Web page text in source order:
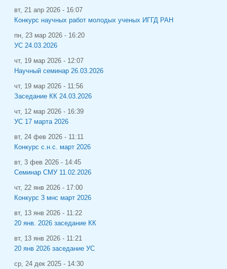
вт, 21 апр 2026 - 16:07
Конкурс научных работ молодых ученых ИГГД РАН
пн, 23 мар 2026 - 16:20
УС 24.03.2026
чт, 19 мар 2026 - 12:07
Научный семинар 26.03.2026
чт, 19 мар 2026 - 11:56
Заседание КК 24.03.2026
чт, 12 мар 2026 - 16:39
УС 17 марта 2026
вт, 24 фев 2026 - 11:11
Конкурс с.н.с. март 2026
вт, 3 фев 2026 - 14:45
Семинар СМУ 11.02.2026
чт, 22 янв 2026 - 17:00
Конкурс 3 мнс март 2026
вт, 13 янв 2026 - 11:22
20 янв. 2026 заседание КК
вт, 13 янв 2026 - 11:21
20 янв 2026 заседание УС
ср, 24 дек 2025 - 14:30